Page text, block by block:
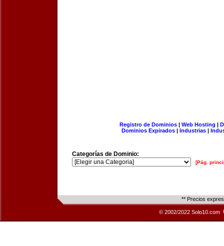
Registro de Dominios| Web Hosting |
Dominios Expirados | Industrias |
Categorías de Dominio:
[Pág.
** Precios
© 2002/2022 Solo10.com